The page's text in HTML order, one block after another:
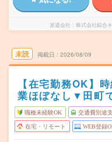
派遣会社 株式会社綜合
未読 掲載日 2026/08/09
【在宅勤務OK】
業ほぼなし▼田町
職種未経験OK 交通費別途
在宅・リモート WEB登録